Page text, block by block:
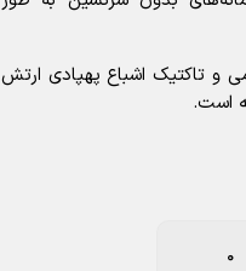
و تاکتیک اشباع پهپادی ارتش
است.
0